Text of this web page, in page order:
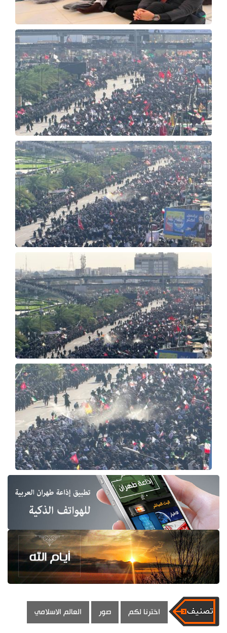
اخترنا لكم صور العالم الاسلامي